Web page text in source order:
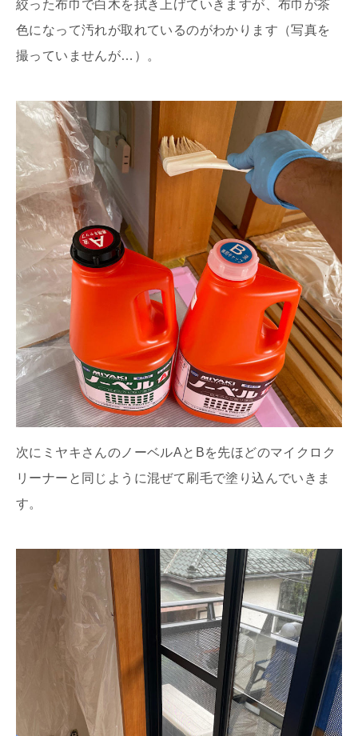
絞った布巾で白木を拭き上げていきますが、布巾が茶
色になって汚れが取れているのがわかります（写真を
撮っていませんが…）。
次にミヤキさんのノーベルAとBを先ほどのマイクロク
リーナーと同じように混ぜて刷毛で塗り込んでいきま
す。